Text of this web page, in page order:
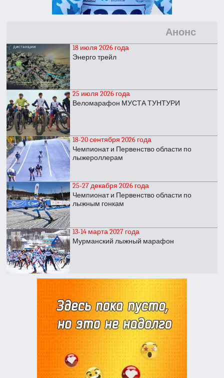
Анонс
18 июля 2026 года
Энерго трейл
25 июля 2026 года
Веломарафон МУСТА ТУНТУРИ
18-20 сентября 2026 года
Чемпионат и Первенство области по
лыжероллерам
25-27 декабря 2026 года
Чемпионат и Первенство области по
лыжным гонкам
13-14 марта 2027 года
Мурманский лыжный марафон